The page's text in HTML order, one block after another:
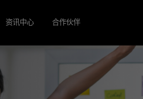
资讯中心 合作伙伴